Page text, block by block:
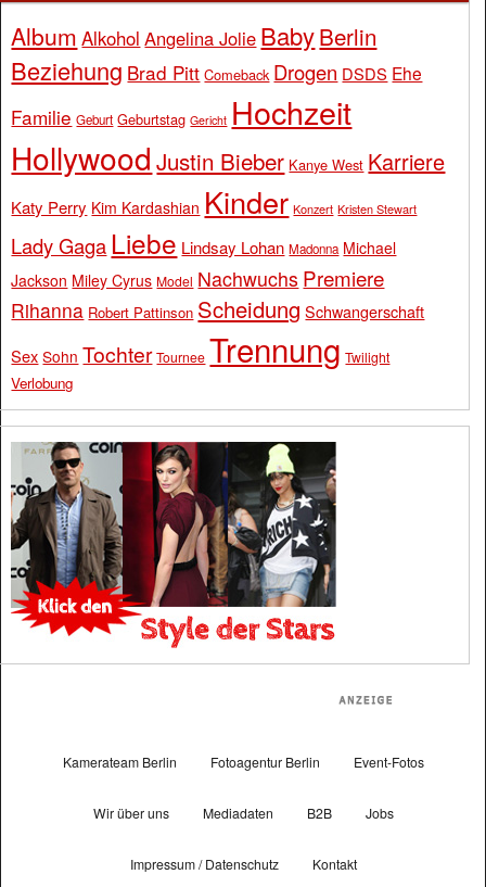
Album Alkohol Angelina Jolie BabyBerlin
Beziehung Brad Pitt Comeback Drogen DSDS Ehe
Familie Geburt Geburtstag Gericht Hochzeit
Hollywood Justin Bieber Kanye West Karriere
Katy Perry Kim Kardashian Kinder Konzert Kristen Stewart
Lady Gaga Liebe Lindsay Lohan Madonna Michael
Jackson Miley Cyrus Model Nachwuchs Premiere
Rihanna Robert Pattinson Scheidung Schwangerschaft
Sex Sohn Tochter Tournee Trennung Twilight
Verlobung
Kamerateam Berlin Fotoagentur Berlin Event-Fotos
Wir über uns Mediadaten B2B Jobs
Impressum / Datenschutz Kontakt